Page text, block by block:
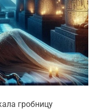
гробницу